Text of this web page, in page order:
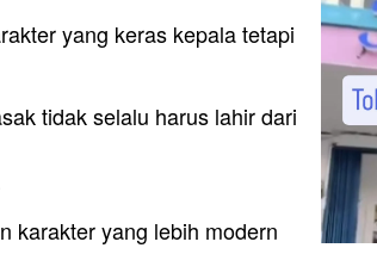
yang keras kepala tetapi
tidak selalu harus lahir dari
karakter yang lebih modern